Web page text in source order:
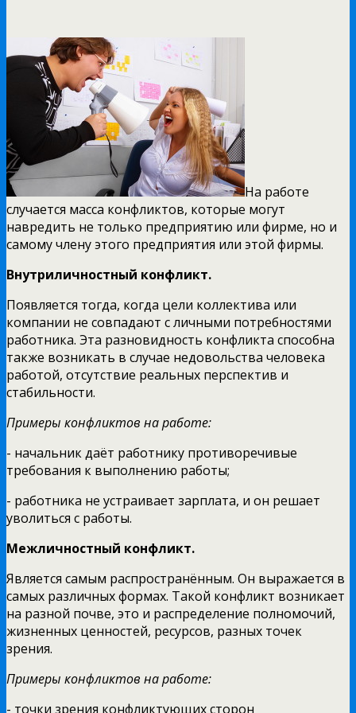
На работе
случается масса конфликтов, которые могут
навредить не только предприятию или фирме, но и
самому члену этого предприятия или этой фирмы.
Внутриличностный конфликт.
Появляется тогда, когда цели коллектива или
компании не совпадают с личными потребностями
работника. Эта разновидность конфликта способна
также возникать в случае недовольства человека
работой, отсутствие реальных перспектив и
стабильности.
Примеры конфликтов на работе:
- начальник даёт работнику противоречивые
требования к выполнению работы;
- работника не устраивает зарплата, и он решает
уволиться с работы.
Межличностный конфликт.
Является самым распространённым. Он выражается в
самых различных формах. Такой конфликт возникает
на разной почве, это и распределение полномочий,
жизненных ценностей, ресурсов, разных точек
зрения.
Примеры конфликтов на работе:
- точки зрения конфликтующих сторон